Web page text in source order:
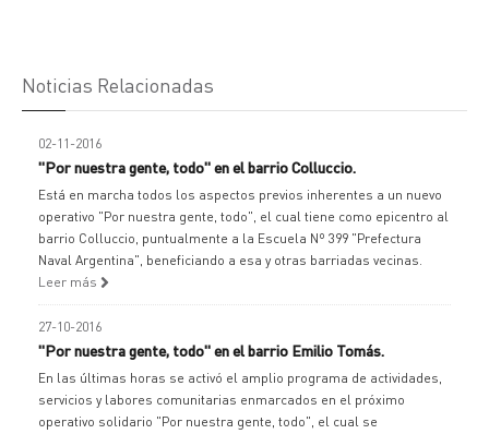
Noticias Relacionadas
02-11-2016
"Por nuestra gente, todo" en el barrio Colluccio.
Está en marcha todos los aspectos previos inherentes a un nuevo
operativo "Por nuestra gente, todo", el cual tiene como epicentro al
barrio Colluccio, puntualmente a la Escuela Nº 399 "Prefectura
Naval Argentina", beneficiando a esa y otras barriadas vecinas.
Leer más
27-10-2016
"Por nuestra gente, todo" en el barrio Emilio Tomás.
En las últimas horas se activó el amplio programa de actividades,
servicios y labores comunitarias enmarcados en el próximo
operativo solidario "Por nuestra gente, todo", el cual se